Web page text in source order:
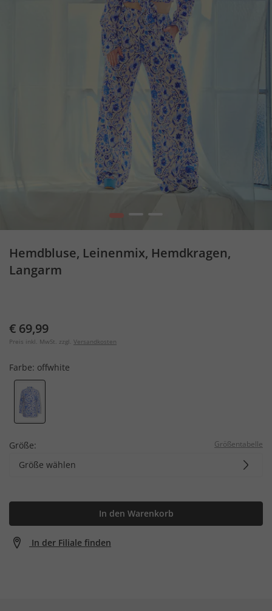
1 2
Hemdbluse, Leinenmix, Hemdkragen,
Langarm
€ 69,99
Preis inkl. MwSt. zzgl. Versandkosten
Farbe: offwhite
Größe: Größentabelle
Größe wählen
In den Warenkorb
In der Filiale finden